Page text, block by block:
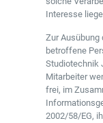
Interesse
Zur
betroffene
Studiotechnik
Mitarbeiter
frei, im
2002/58/EG,